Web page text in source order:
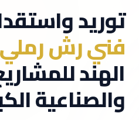
توريد
فني رش
الهند
والصناعية